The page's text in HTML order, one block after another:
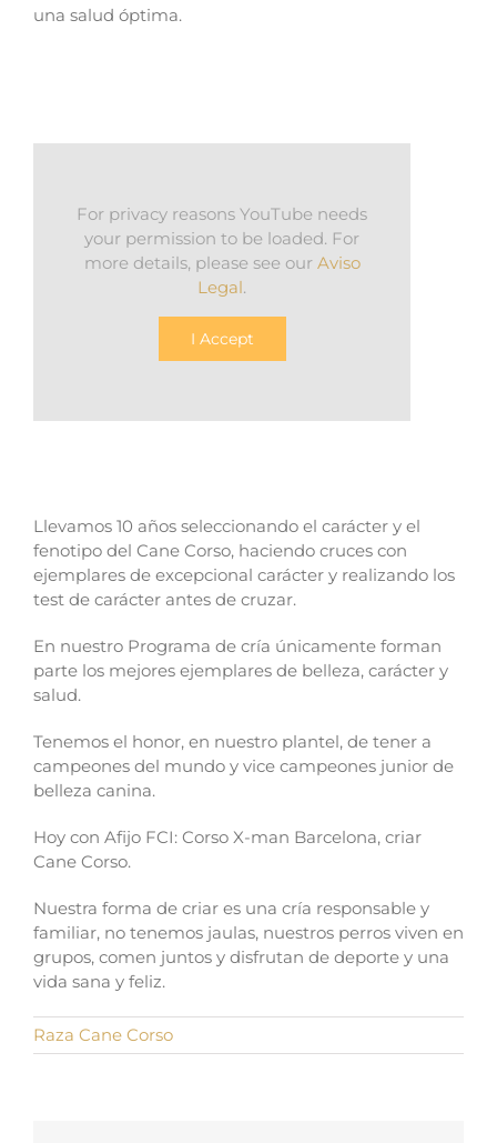
una salud óptima.
For privacy reasons YouTube needs
your permission to be loaded. For
more details, please see our Aviso
Legal.
I Accept
Llevamos 10 años seleccionando el carácter y el
fenotipo del Cane Corso, haciendo cruces con
ejemplares de excepcional carácter y realizando los
test de carácter antes de cruzar.
En nuestro Programa de cría únicamente forman
parte los mejores ejemplares de belleza, carácter y
salud.
Tenemos el honor, en nuestro plantel, de tener a
campeones del mundo y vice campeones junior de
belleza canina.
Hoy con Afijo FCI: Corso X-man Barcelona, criar
Cane Corso.
Nuestra forma de criar es una cría responsable y
familiar, no tenemos jaulas, nuestros perros viven en
grupos, comen juntos y disfrutan de deporte y una
vida sana y feliz.
Raza Cane Corso